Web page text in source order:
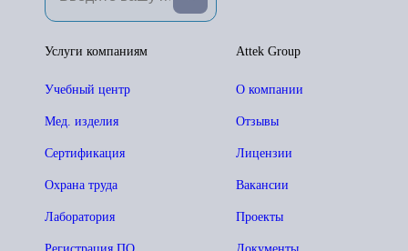
Attek Group
О компании
Отзывы
Лицензии
Вакансии
Проекты
Услуги компаниям
Учебный центр
Мед. изделия
Сертификация
Охрана труда
Лаборатория